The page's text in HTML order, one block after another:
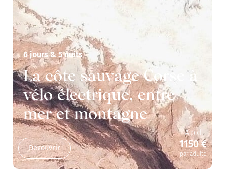
6 jours & 5 nuits
La côte sauvage Corse à
vélo électrique, entre
mer et montagne
Découvrir
A.p.d
1150 €
par adulte